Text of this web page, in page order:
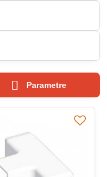
Parametre